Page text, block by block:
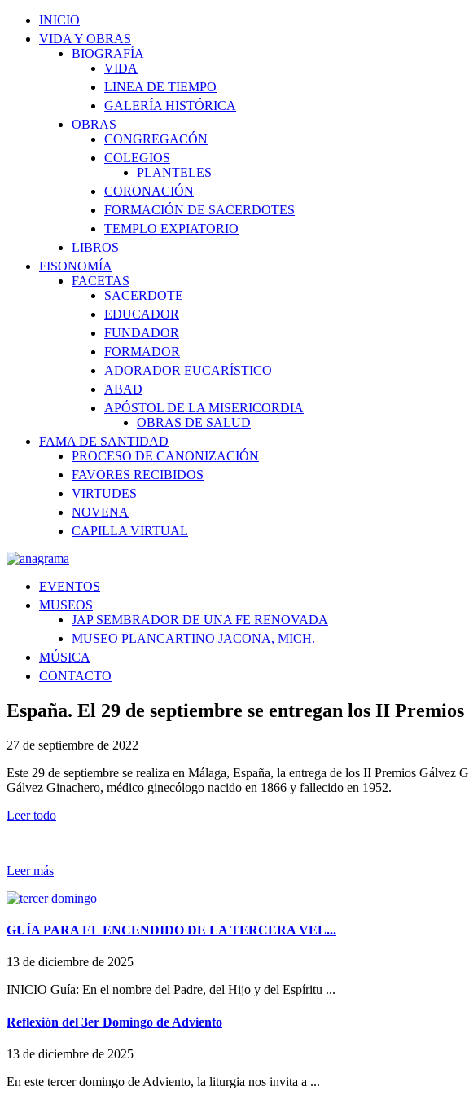
INICIO
VIDA Y OBRAS
BIOGRAFÍA
VIDA
LINEA DE TIEMPO
GALERÍA HISTÓRICA
OBRAS
CONGREGACÓN
COLEGIOS
PLANTELES
CORONACIÓN
FORMACIÓN DE SACERDOTES
TEMPLO EXPIATORIO
LIBROS
FISONOMÍA
FACETAS
SACERDOTE
EDUCADOR
FUNDADOR
FORMADOR
ADORADOR EUCARÍSTICO
ABAD
APÓSTOL DE LA MISERICORDIA
OBRAS DE SALUD
FAMA DE SANTIDAD
PROCESO DE CANONIZACIÓN
FAVORES RECIBIDOS
VIRTUDES
NOVENA
CAPILLA VIRTUAL
EVENTOS
MUSEOS
JAP SEMBRADOR DE UNA FE RENOVADA
MUSEO PLANCARTINO JACONA, MICH.
MÚSICA
CONTACTO
España. El 29 de septiembre se entregan los II
27 de septiembre de 2022
Este 29 de septiembre se realiza en Málaga, España, la entrega de los II Premios
Gálvez Ginachero, médico ginecólogo nacido en 1866 y fallecido en 1952.
Leer todo
Leer más
GUÍA PARA EL ENCENDIDO DE LA TERCERA VEL...
13 de diciembre de 2025
INICIO Guía: En el nombre del Padre, del Hijo y del Espíritu ...
Reflexión del 3er Domingo de Adviento
13 de diciembre de 2025
En este tercer domingo de Adviento, la liturgia nos invita a ...